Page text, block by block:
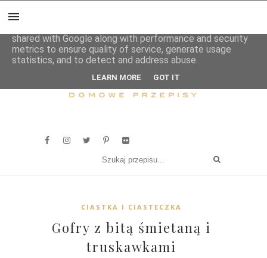
CIASTKA I CIASTECZKA
Gofry z bitą śmietaną i
truskawkami
This site uses cookies from Google to deliver its services
shared with Google along with performance and security
metrics to ensure quality of service, generate usage
statistics, and to detect and address abuse.
LEARN MORE GOT IT